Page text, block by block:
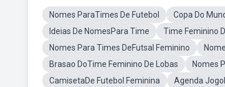
Nomes ParaTimes De Futebol Copa Do
Ideias De NomesPara Time
Time Feminino
Nomes Para Times DeFutsal Feminino
Brasao DoTime Feminino De Lobas
Nomes
CamisetaDe Futebol Feminina
Agenda